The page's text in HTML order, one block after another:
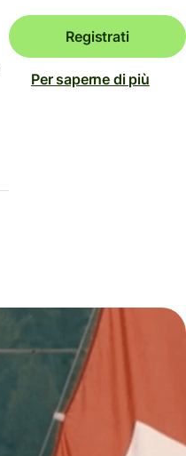
Registrati
Per saperne di più